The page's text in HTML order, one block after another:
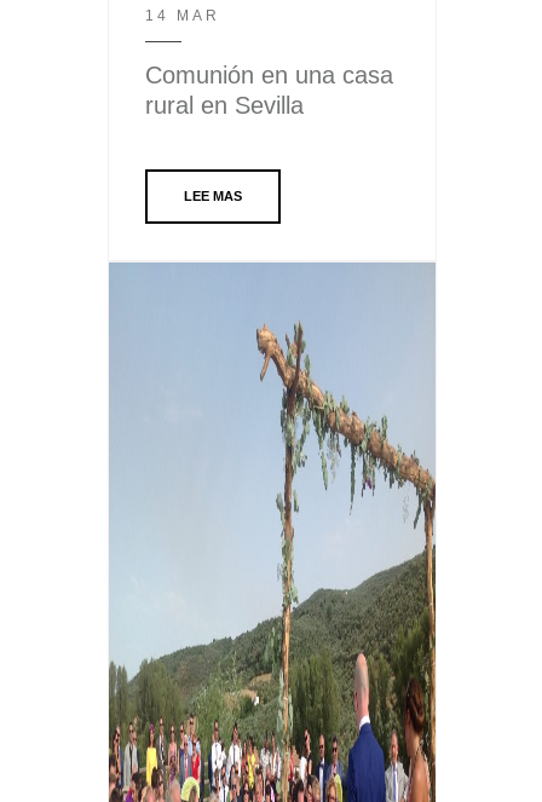
14 MAR
Comunión en una casa
rural en Sevilla
LEE MAS